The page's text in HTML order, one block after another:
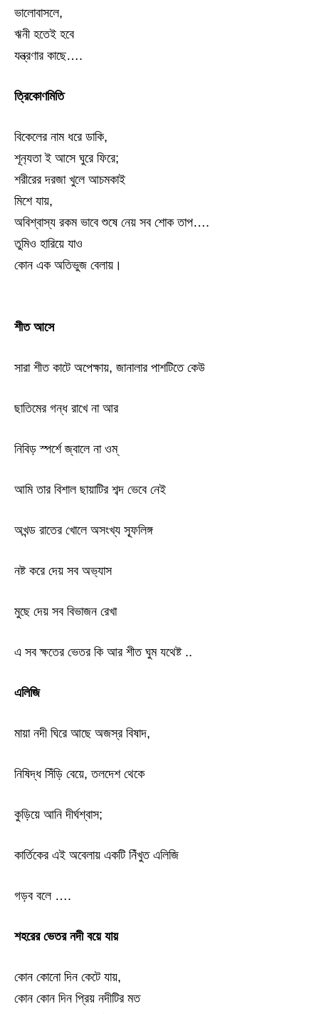
ভালোবাসলে,
ঋনী হতেই হবে
যন্ত্রণার কাছে….
ত্রিকোণমিতি
বিকেলের নাম ধরে ডাকি,
শূন‍্যতা ই আসে ঘুরে ফিরে;
শরীরের দরজা খুলে আচমকাই
মিশে যায়,
অবিশ্বাস্য রকম ভাবে শুষে নেয় সব শোক তাপ….
তুমিও হারিয়ে যাও
কোন এক অতিভুজ বেলায়।
শীত আসে
সারা শীত কাটে অপেক্ষায়, জানালার পাশটিতে কেউ
ছাতিমের গন্ধ রাখে না আর
নিবিড় স্পর্শে জ্বালে না ওম্
আমি তার বিশাল ছায়াটির শব্দ ভেবে নেই
অখন্ড রাতের খোলে অসংখ্য স্ফূলিঙ্গ
নষ্ট করে দেয় সব অভ‍্যাস
মুছে দেয় সব বিভাজন রেখা
এ সব ক্ষতের ভেতর কি আর শীত ঘুম যথেষ্ট ..
এলিজি
মায়া নদী ঘিরে আছে অজস্র বিষাদ,
নিষিদ্ধ সিঁড়ি বেয়ে, তলদেশ থেকে
কুড়িয়ে আনি দীর্ঘশ্বাস;
কার্তিকের এই অবেলায় একটি নিঁখুত এলিজি
গড়ব বলে ….
শহরের ভেতর নদী বয়ে যায়
কোন কোনো দিন কেটে যায়,
কোন কোন দিন প্রিয় নদীটির মত